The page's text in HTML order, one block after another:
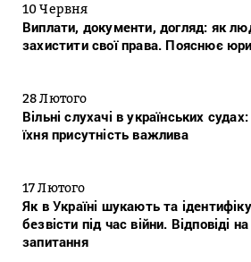
10 Червня
Виплати, документи, догляд: як
захистити свої права. Пояснює
28 Лютого
Вільні слухачі в українських
їхня присутність важлива
17 Лютого
Як в Україні шукають та
безвісти під час війни. Відповіді
запитання